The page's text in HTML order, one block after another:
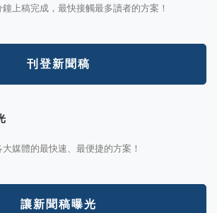
上稿完成，最快接觸最多讀者的方案！
刊登新聞稿
媒體的最快速、最便捷的方案！
讓新聞稿曝光